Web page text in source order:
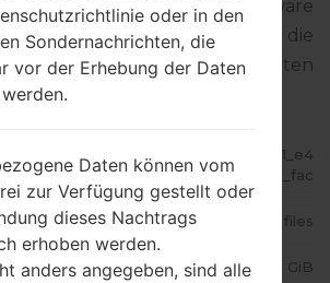
der angegebenen Firmware
Detalierte Anleitung, wie man die
auf Samsung-Geräten
es hier
SM-N986B_3_20220204140241_e4
zod5gmv3_fac
4 files
7.4 GiB
oder in den
Sondernachrichten, die
vor der Erhebung der Daten
Daten können vom
zur Verfügung gestellt oder
dieses Nachtrags
erhoben werden.
anders angegeben, sind alle